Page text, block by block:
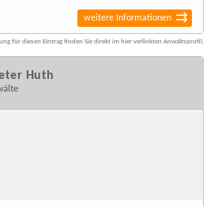
weitere Informationen
für diesen Eintrag finden Sie direkt im hier verlinkten Anwaltsprofil.
Huth